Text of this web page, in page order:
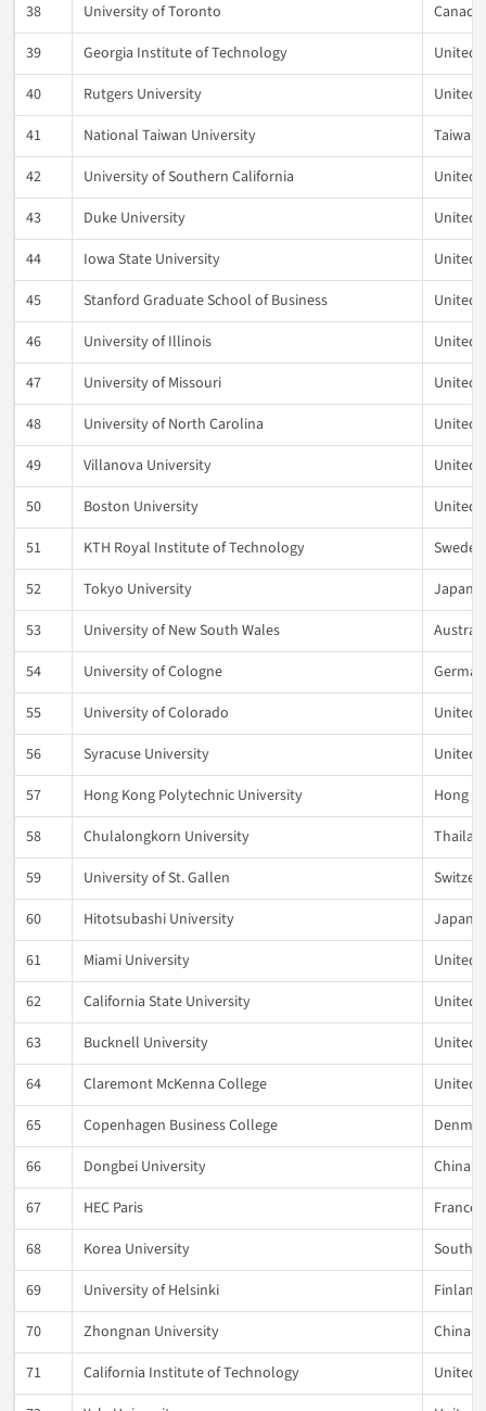
38
University of Toronto
Canada
39
Georgia Institute of Technology
United
40
Rutgers University
United
41
National Taiwan University
Taiwan
42
University of Southern California
United
43
Duke University
United
44
Iowa State University
United
45
Stanford Graduate School of Business
United
46
University of Illinois
United
47
University of Missouri
United
48
University of North Carolina
United
49
Villanova University
United
50
Boston University
United
51
KTH Royal Institute of Technology
Sweden
52
Tokyo University
Japan
53
University of New South Wales
54
University of Cologne
55
University of Colorado
United
56
Syracuse University
United
57
Hong Kong Polytechnic University
Hong
58
Chulalongkorn University
59
University of St. Gallen
60
Hitotsubashi University
Japan
61
Miami University
United
62
California State University
United
63
Bucknell University
United
64
Claremont McKenna College
United
65
Copenhagen Business College
66
Dongbei University
China
67
HEC Paris
France
68
Korea University
South
69
University of Helsinki
Finland
70
Zhongnan University
China
71
California Institute of Technology
United